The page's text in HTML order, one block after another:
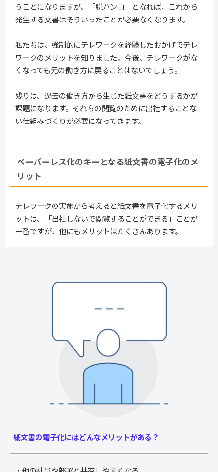
うことになりますが、「脱ハンコ」となれば、これから
発生する文書はそういったことが必要なくなります。
私たちは、強制的にテレワークを経験したおかげでテレ
ワークのメリットを知りました。今後、テレワークがな
くなっても元の働き方に戻ることはないでしょう。
残りは、過去の働き方から生じた紙文書をどうするかが
課題になります。それらの閲覧のために出社することな
い仕組みづくりが必要になってきます。
ペーパーレス化のキーとなる紙文書の電子化のメ
リット
テレワークの実施から考えると紙文書を電子化するメリ
ットは、「出社しないで閲覧することができる」ことが
一番ですが、他にもメリットはたくさんあります。
紙文書の電子化にはどんなメリットがある？